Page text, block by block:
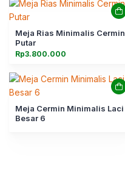
Meja Rias Minimalis Cermin
Putar
Rp3.800.000
Meja Cermin Minimalis Laci
Besar 6